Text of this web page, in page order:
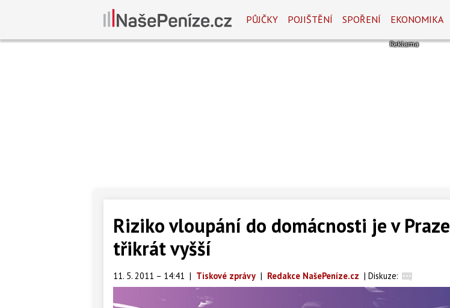
PŮJČKY POJIŠTĚNÍ SPOŘENÍ EKONOMIKA
Riziko vloupání do domácnosti je v Praze
třikrát vyšší
11. 5. 2011 – 14:41 | Tiskové zprávy | Redakce NašePeníze.cz | Diskuze: